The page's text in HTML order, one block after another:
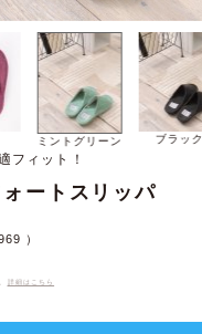
ミントグリーン ブラック
フィット！
ートスリッパ
詳細はこちら